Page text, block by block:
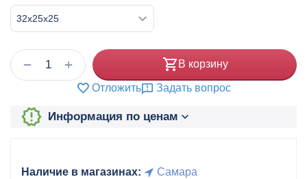
+
− В корзину
Отложить Задать вопрос
Информация по ценам
Наличие в магазинах:
Самара